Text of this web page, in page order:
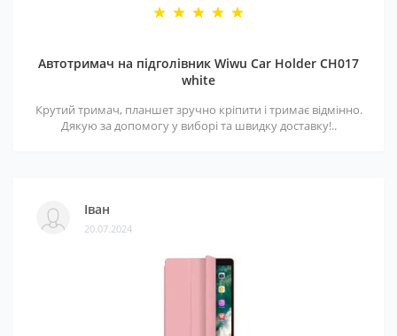
Автотримач на підголівник Wiwu Car Holder CH017
white
Крутий тримач, планшет зручно кріпити і тримає відмінно.
Дякую за допомогу у виборі та швидку доставку!..
Іван
20.07.2024